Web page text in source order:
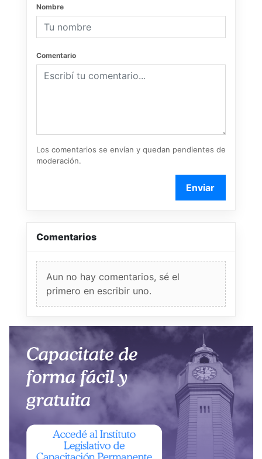
Nombre
Comentario
Los comentarios se envían y quedan pendientes de
moderación.
Enviar
Comentarios
Aun no hay comentarios, sé el
primero en escribir uno.